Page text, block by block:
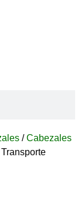
/Cabezales